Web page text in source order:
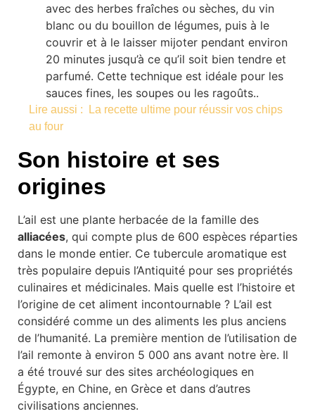
avec des herbes fraîches ou sèches, du vin
blanc ou du bouillon de légumes, puis à le
couvrir et à le laisser mijoter pendant environ
20 minutes jusqu’à ce qu’il soit bien tendre et
parfumé. Cette technique est idéale pour les
sauces fines, les soupes ou les ragoûts..
Lire aussi :
La recette ultime pour réussir vos chips
au four
Son histoire et ses
origines
L’ail est une plante herbacée de la famille des
alliacées, qui compte plus de 600 espèces réparties
dans le monde entier. Ce tubercule aromatique est
très populaire depuis l’Antiquité pour ses propriétés
culinaires et médicinales. Mais quelle est l’histoire et
l’origine de cet aliment incontournable ? L’ail est
considéré comme un des aliments les plus anciens
de l’humanité. La première mention de l’utilisation de
l’ail remonte à environ 5 000 ans avant notre ère. Il
a été trouvé sur des sites archéologiques en
Égypte, en Chine, en Grèce et dans d’autres
civilisations anciennes.